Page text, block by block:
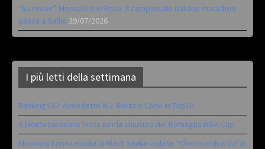
“Au revoir” Monselice in Rosa. Il campionato italiano marathon
passa a Gallio 29/07/2026
I più letti della settimana
Ranking UCI: Avondetto N.2. Berta e Corvi in Top10
A Montecoronaro festa per la chiusura del Romagna Bike Cup
Eleonora Farina studia la Black Snake iridata: “Che ricordi in Val di